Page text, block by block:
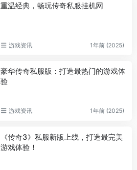
重温经典，畅玩传奇私服挂机网
游戏资讯 1年前 (2025)
豪华传奇私服版：打造最热门的游戏体
验
游戏资讯 1年前 (2025)
《传奇3》私服新版上线，打造最完美
游戏体验！